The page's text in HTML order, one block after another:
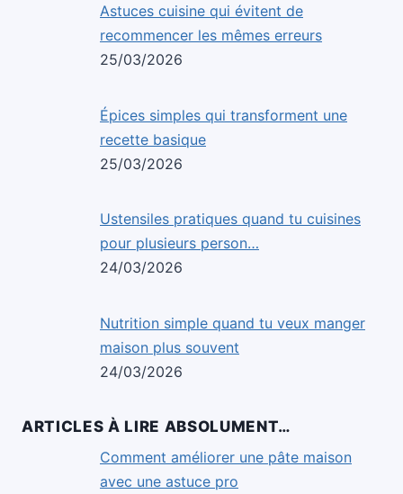
Astuces cuisine qui évitent de
recommencer les mêmes erreurs
25/03/2026
Épices simples qui transforment une
recette basique
25/03/2026
Ustensiles pratiques quand tu cuisines
pour plusieurs person…
24/03/2026
Nutrition simple quand tu veux manger
maison plus souvent
24/03/2026
ARTICLES À LIRE ABSOLUMENT…
Comment améliorer une pâte maison
avec une astuce pro